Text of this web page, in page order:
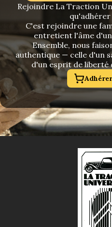
Rejoindre La Traction
qu'adhérer
C'est rejoindre une
entretient l'âme
Ensemble, nous
authentique — celle d'un
d'un esprit de liberté